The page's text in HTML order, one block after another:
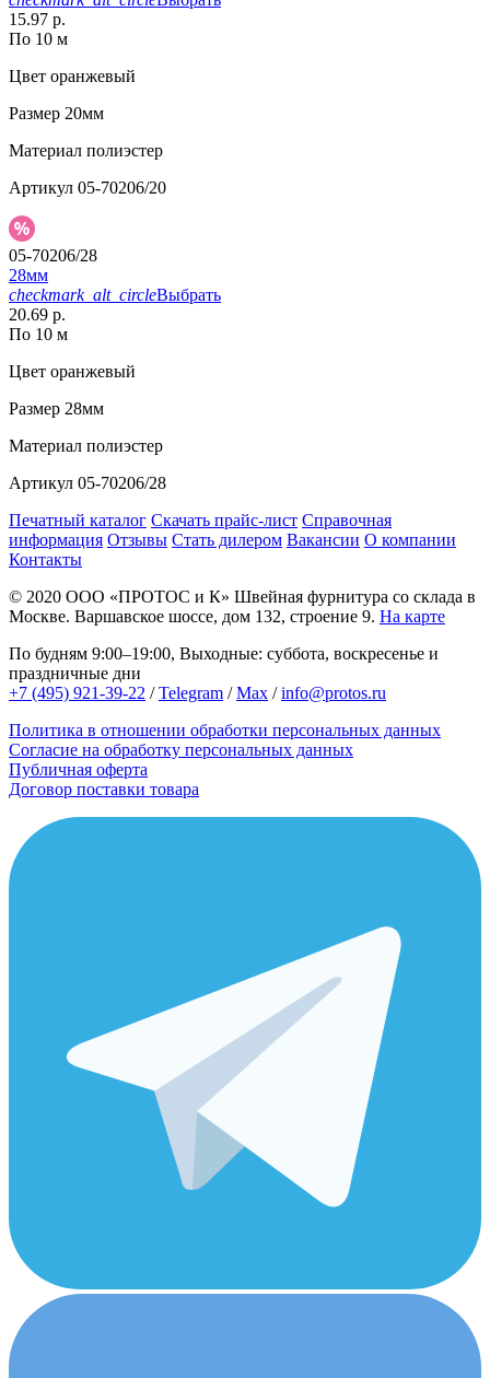
15.97 р.
По 10 м
Цвет оранжевый
Размер 20мм
Материал полиэстер
Артикул 05-70206/20
05-70206/28
28мм
checkmark_alt_circleВыбрать
20.69 р.
По 10 м
Цвет оранжевый
Размер 28мм
Материал полиэстер
Артикул 05-70206/28
Печатный каталог Скачать прайс-лист Справочная
информация Отзывы Стать дилером Вакансии О компании
Контакты
© 2020 ООО «ПРОТОС и К» Швейная фурнитура со склада в
Москве. Варшавское шоссе, дом 132, строение 9. На карте
По будням 9:00–19:00, Выходные: суббота, воскресенье и
праздничные дни
+7 (495) 921-39-22 /Telegram /Max /info@protos.ru
Политика в отношении обработки персональных данных
Согласие на обработку персональных данных
Публичная оферта
Договор поставки товара